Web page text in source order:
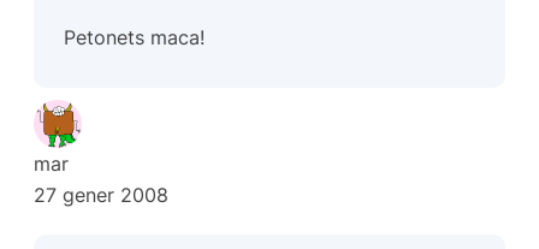
Petonets maca!
mar
27 gener 2008